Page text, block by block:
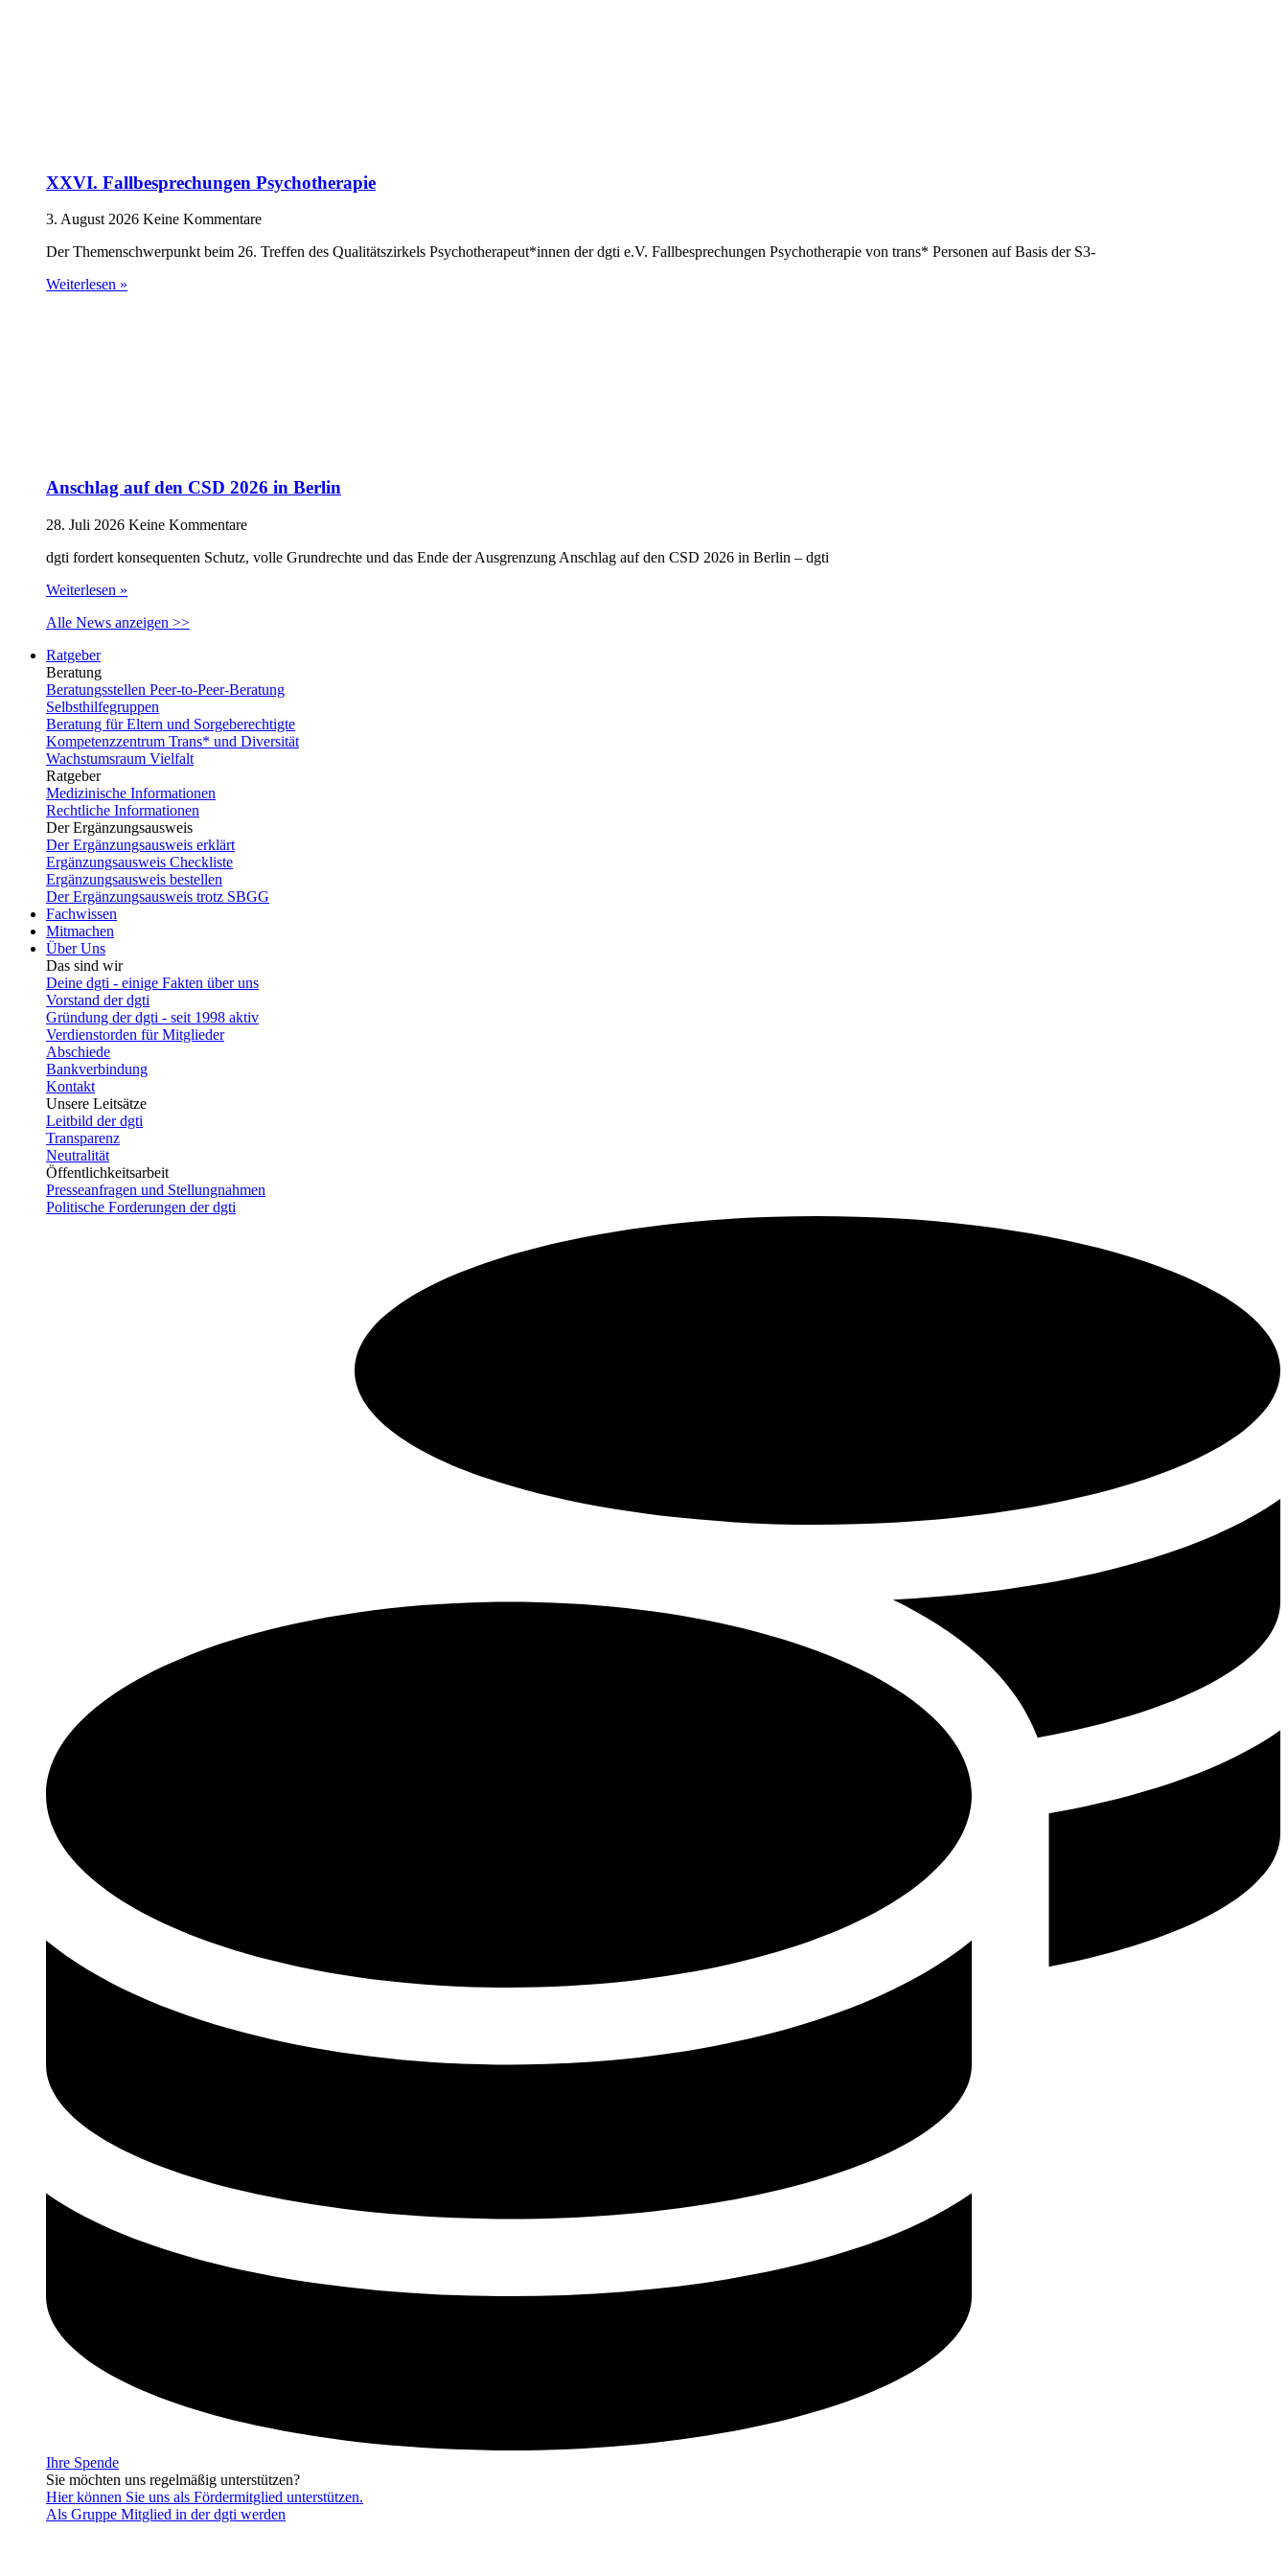
XXVI. Fallbesprechungen Psychotherapie
3. August 2026 Keine Kommentare
Der Themenschwerpunkt beim 26. Treffen des Qualitätszirkels Psychotherapeut*innen der dgti e.V. Fallbesprechungen Psychotherapie von trans* Personen auf Basis der S3-
Weiterlesen »
Anschlag auf den CSD 2026 in Berlin
28. Juli 2026 Keine Kommentare
dgti fordert konsequenten Schutz, volle Grundrechte und das Ende der Ausgrenzung Anschlag auf den CSD 2026 in Berlin – dgti
Weiterlesen »
Alle News anzeigen >>
Ratgeber
Beratung
Beratungsstellen Peer-to-Peer-Beratung
Selbsthilfegruppen
Beratung für Eltern und Sorgeberechtigte
Kompetenzzentrum Trans* und Diversität
Wachstumsraum Vielfalt
Ratgeber
Medizinische Informationen
Rechtliche Informationen
Der Ergänzungsausweis
Der Ergänzungsausweis erklärt
Ergänzungsausweis Checkliste
Ergänzungsausweis bestellen
Der Ergänzungsausweis trotz SBGG
Fachwissen
Mitmachen
Über Uns
Das sind wir
Deine dgti - einige Fakten über uns
Vorstand der dgti
Gründung der dgti - seit 1998 aktiv
Verdienstorden für Mitglieder
Abschiede
Bankverbindung
Kontakt
Unsere Leitsätze
Leitbild der dgti
Transparenz
Neutralität
Öffentlichkeitsarbeit
Presseanfragen und Stellungnahmen
Politische Forderungen der dgti
Ihre Spende
Sie möchten uns regelmäßig unterstützen?
Hier können Sie uns als Fördermitglied unterstützen.
Als Gruppe Mitglied in der dgti werden